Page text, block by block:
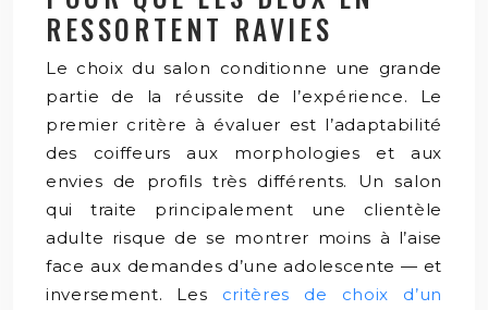
RESSORTENT RAVIES
Le choix du salon conditionne une grande
partie de la réussite de l’expérience. Le
premier critère à évaluer est l’adaptabilité
des coiffeurs aux morphologies et aux
envies de profils très différents. Un salon
qui traite principalement une clientèle
adulte risque de se montrer moins à l’aise
face aux demandes d’une adolescente — et
inversement. Les critères de choix d’un